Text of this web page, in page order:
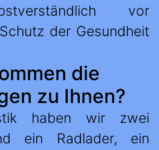
vor
der Gesundheit
die
zu Ihnen?
haben wir zwei
ein Radlader, ein